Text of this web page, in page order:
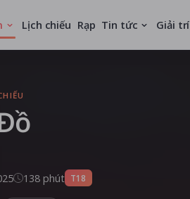
Lịch chiếu Rạp Tin tức Giải trí
138 phút T18